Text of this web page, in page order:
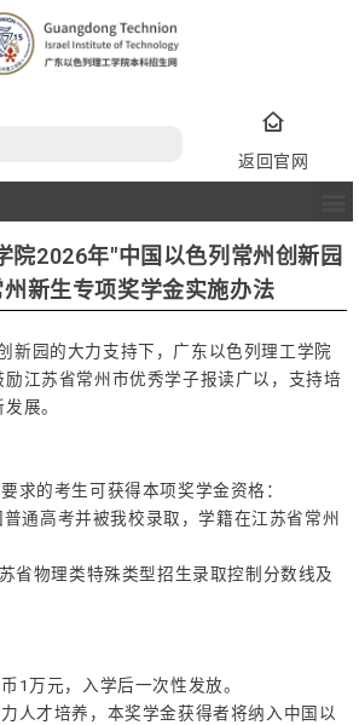
返回官网
院2026年"中国以色列常州创新园
州新生专项奖学金实施办法
园的大力支持下，广东以色列理工学院
江苏省常州市优秀学子报读广以，支持培
展。
的考生可获得本项奖学金资格：
高考并被我校录取，学籍在江苏省常州
物理类特殊类型招生录取控制分数线及
万元，入学后一次性发放。
才培养，本奖学金获得者将纳入中国以